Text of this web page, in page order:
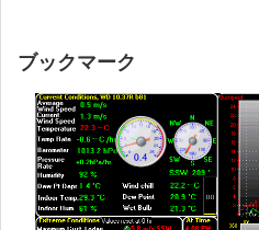
ブックマーク